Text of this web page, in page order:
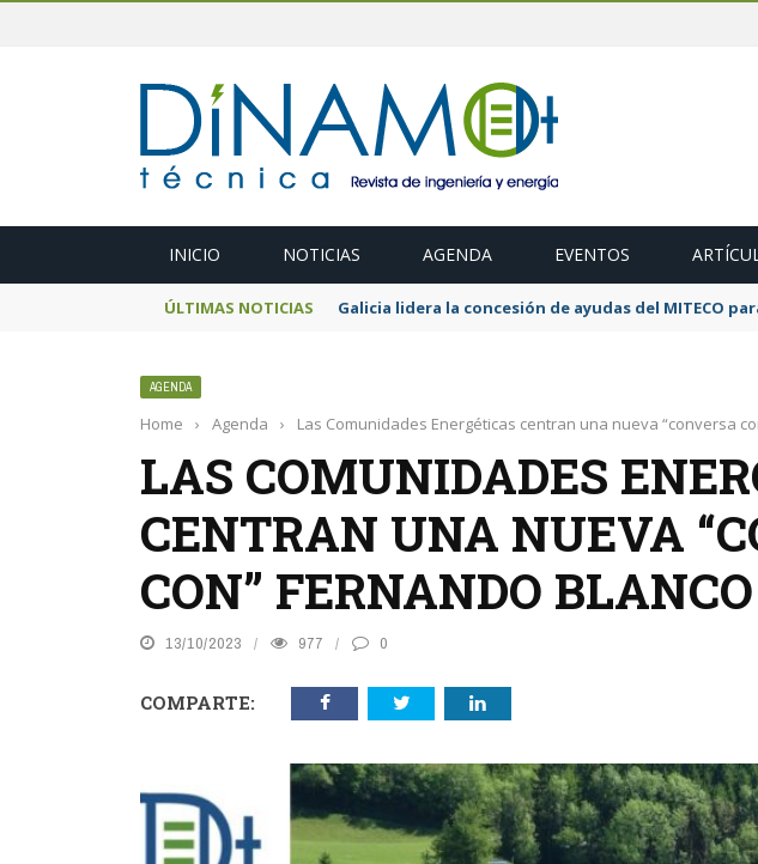
INICIO NOTICIAS AGENDA EVENTOS
ÚLTIMAS NOTICIAS El MITECO prepara una subasta de 600 MW de
AGENDA
Home › Agenda › Las Comunidades Energéticas centran una nueva “conversa
LAS COMUNIDADES
CENTRAN UNA NUEVA
CON” FERNANDO
13/10/2023 977 0
COMPARTE: